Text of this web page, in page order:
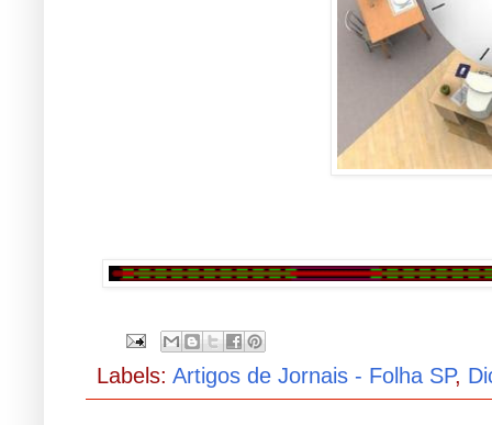
Labels: Artigos de Jornais - Folha SP,